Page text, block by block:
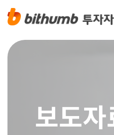
보도자